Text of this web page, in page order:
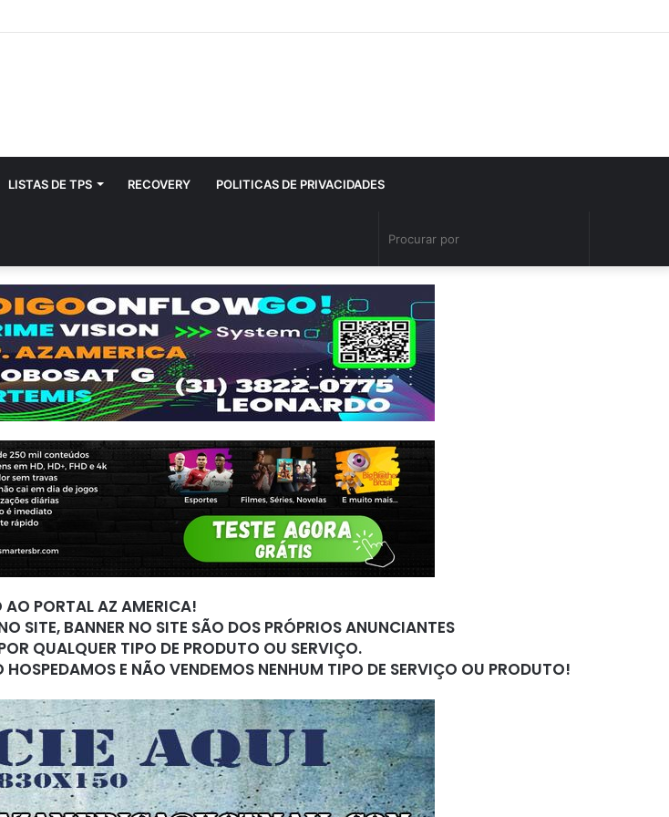
LISTAS DE TPS RECOVERY POLITICAS DE PRIVACIDADES
AO PORTAL AZ AMERICA!
SITE, BANNER NO SITE SÃO DOS PRÓPRIOS ANUNCIANTES
QUALQUER TIPO DE PRODUTO OU SERVIÇO.
E NÃO VENDEMOS NENHUM TIPO DE SERVIÇO OU PRODUTO!